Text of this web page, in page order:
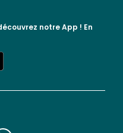
le blog la redoute
notre App ! En